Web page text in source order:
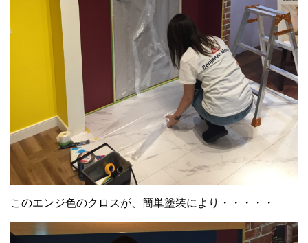
このエンジ色のクロスが、簡単塗装により・・・・・